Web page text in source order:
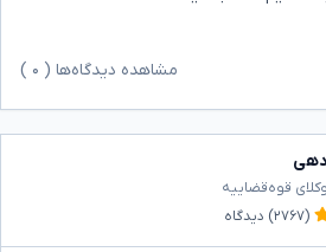
مشاهده دیدگاه‌ها ( ۰
قوه‌قضاییه
(۲۷۶۷) دیدگاه